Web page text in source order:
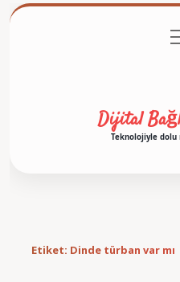
Gizlilik
aç
Dijital
Teknolojiyle dolu
Etiket: Dinde türban var mı